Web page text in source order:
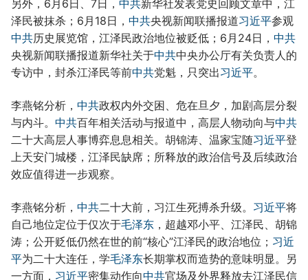
另外，6月6日、7日， 中共新华社发表党史回顾文章中，江
泽民被抹杀；6月18日， 中共央视新闻联播报道习近平参观
中共历史展览馆，江泽民政治地位被贬低；6月24日， 中共
央视新闻联播报道新华社关于中共中央办公厅有关负责人的
专访中，封杀江泽民等前中共党魁，只突出习近平。
李燕铭分析， 中共政权内外交困、危在旦夕，加剧高层分裂
与内斗。 中共百年相关活动与报道中，高层人物动向与中共
二十大高层人事博弈息息相关。胡锦涛、温家宝随习近平登
上天安门城楼，江泽民缺席；所释放的政治信号及后续政治
效应值得进一步观察。
李燕铭分析， 中共二十大前，习江生死搏杀升级。 习近平将
自己地位定位于仅次于毛泽东 ，超越邓小平、江泽民、胡锦
涛；公开贬低仍然在世的前“核心”江泽民的政治地位； 习近
平为二十大连任，学毛泽东长期掌权而造势的意味明显。另
一方面， 习近平密集动作向中共官场及外界释放去江泽民信